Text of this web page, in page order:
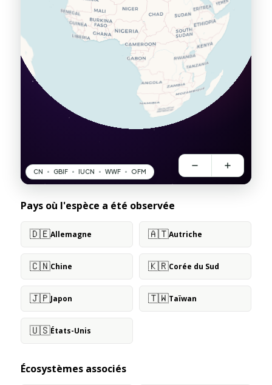
Pays où l'espèce a été observée
🇩🇪Allemagne 🇦🇹Autriche
🇨🇳Chine 🇰🇷Corée du Sud
🇯🇵Japon 🇹🇼Taïwan
🇺🇸États-Unis
Écosystèmes associés